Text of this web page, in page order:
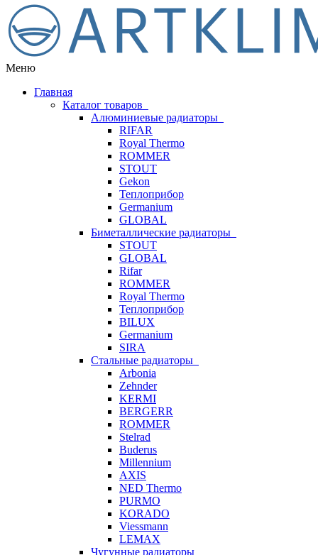
Меню
Главная
Каталог товаров
Алюминиевые радиаторы
RIFAR
Royal Thermo
ROMMER
STOUT
Gekon
Теплоприбор
Germanium
GLOBAL
Биметаллические радиаторы
STOUT
GLOBAL
Rifar
ROMMER
Royal Thermo
Теплоприбор
BILUX
Germanium
SIRA
Стальные радиаторы
Arbonia
Zehnder
KERMI
BERGERR
ROMMER
Stelrad
Buderus
Millennium
AXIS
NED Thermo
PURMO
KORADO
Viessmann
LEMAX
Чугунные радиаторы